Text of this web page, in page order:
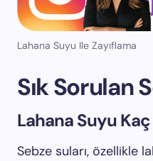
Lahana Suyu Ile Zayıflama
Sık Sorulan
Lahana Suyu
Sebze suları, özellikle